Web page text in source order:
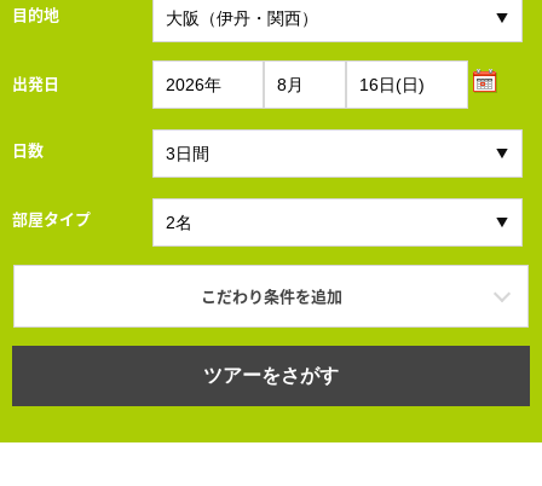
目的地
出発日
日数
部屋タイプ
こだわり条件を追加
ツアーをさがす